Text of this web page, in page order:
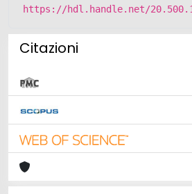
https://hdl.handle.net/
Citazioni